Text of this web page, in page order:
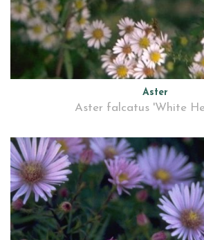
Aster
Aster falcatus 'White